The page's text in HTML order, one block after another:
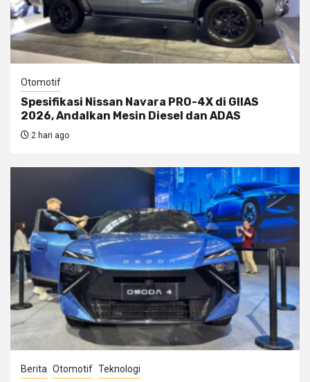
Otomotif
Spesifikasi Nissan Navara PRO-4X di GIIAS
2026, Andalkan Mesin Diesel dan ADAS
2 hari ago
Berita Otomotif Teknologi